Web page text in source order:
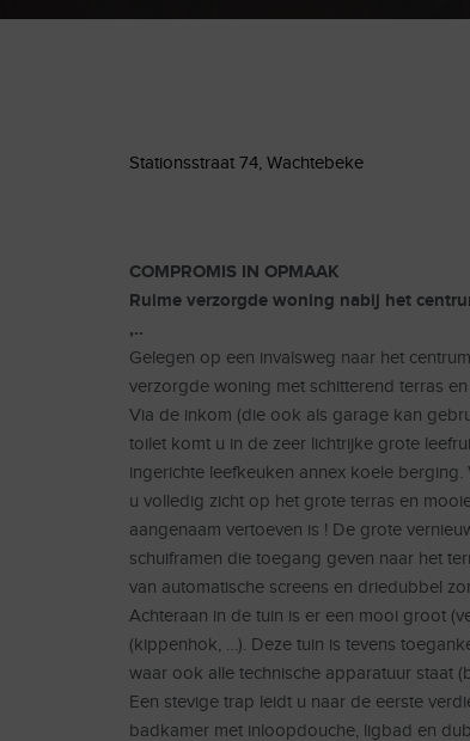
Stationsstraat 74, Wachtebeke
COMPROMIS IN OPMAAK
Ruime verzorgde woning nabij het
,..
Gelegen op een invalsweg naar het
verzorgde woning met schitterend terras
Via de inkom (die ook als garage kan
toilet komt u in de zeer lichtrijke grote
ingerichte leefkeuken annex koele berging.
u volledig zicht op het grote terras en
aangenaam vertoeven is ! De grote
schuiframen die toegang geven naar het
van automatische screens en driedubbel
Achteraan in de tuin is er een mooi groot
(kippenhok, …). Deze tuin is tevens
waar ook alle technische apparatuur staat
Een stevige trap leidt u naar de eerste
badkamer met inloopdouche, ligbad en